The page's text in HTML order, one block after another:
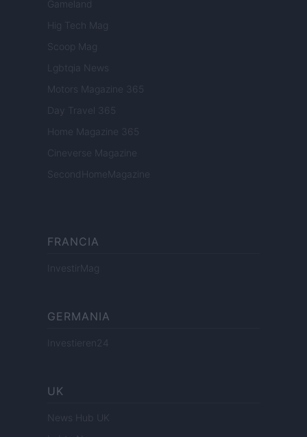
Gameland
Hig Tech Mag
Scoop Mag
Lgbtqia News
Motors Magazine 365
Day Travel 365
Home Magazine 365
Cineverse Magazine
SecondHomeMagazine
FRANCIA
InvestirMag
GERMANIA
Investieren24
UK
News Hub UK